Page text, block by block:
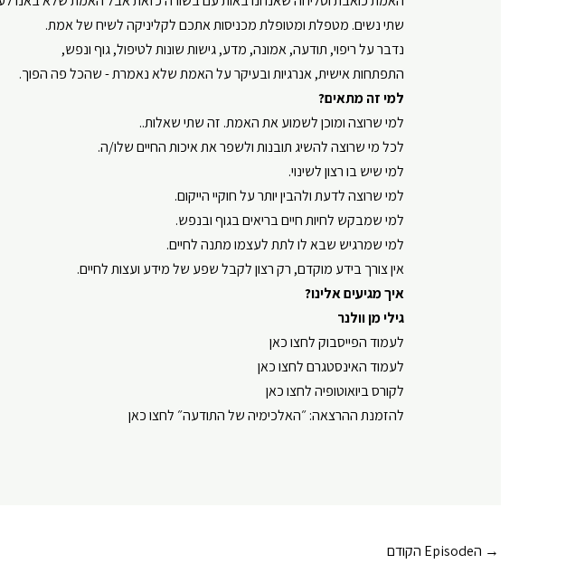
שתי נשים. מטפלת ומטופלת מכניסות אתכם לקליניקה לשיח של אמת.
נדבר על ריפוי, תודעה, אמונה, מדע, גישות שונות לטיפול, גוף ונפש,
התפתחות אישית, אנרגיות ובעיקר על האמת שלא נאמרת - שהכל פה הפוך.
למי זה מתאים?
למי שרוצה ומוכן לשמוע את האמת. זה שתי שאלות..
לכל מי שרוצה להשיג תובנות ולשפר את איכות החיים שלו/ה.
למי שיש בו רצון לשינוי.
למי שרוצה לדעת ולהבין יותר על חוקיי הייקום.
למי שמבקש לחיות חיים בריאים בגוף ובנפש.
למי שמרגיש שבא לו לתת לעצמו מתנה לחיים.
אין צורך בידע מוקדם, רק רצון לקבל שפע של מידע ועצות לחיים.
איך מגיעים אלינו?
גילי מן וולנר
⁠⁠⁠⁠⁠⁠⁠לעמוד הפייסבוק לחצו כאן⁠⁠⁠⁠⁠⁠⁠
⁠⁠⁠⁠⁠⁠⁠לעמוד האינסטגרם לחצו כאן⁠⁠⁠⁠⁠⁠⁠
⁠⁠⁠⁠⁠⁠⁠לקורס ביואוטופיה לחצו כאן⁠⁠⁠⁠⁠⁠⁠
⁠⁠⁠⁠⁠⁠⁠להזמנת ההרצאה: ״האלכימיה של התודעה״ לחצו כאן⁠⁠⁠⁠⁠⁠⁠
Post→ הEpisode הקודם